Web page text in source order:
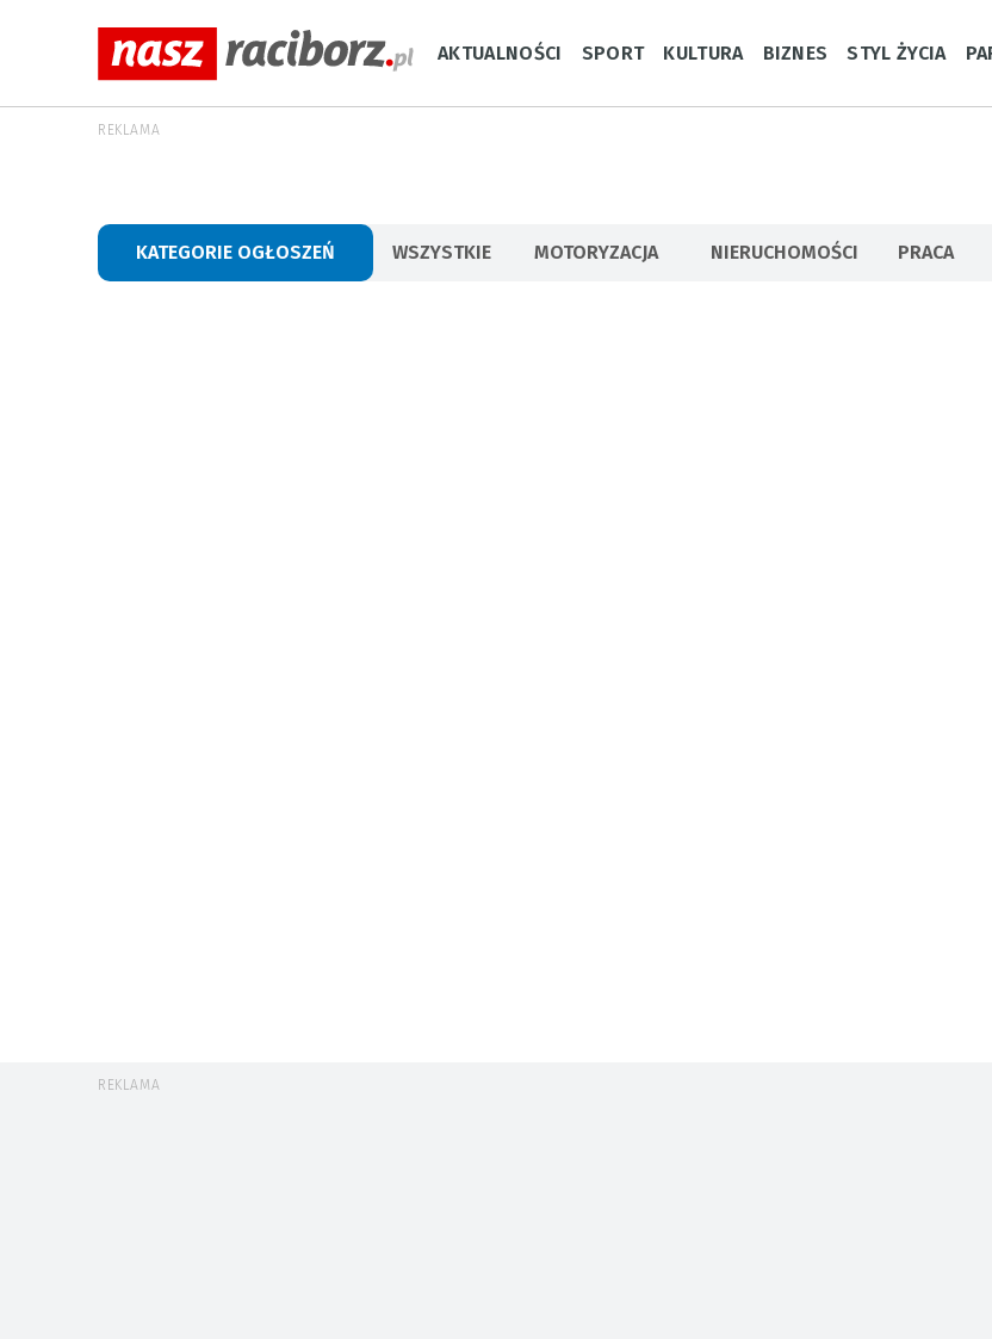
AKTUALNOŚCI SPORT KULTURA BIZNES STYL ŻYCIA
REKLAMA
KATEGORIE OGŁOSZEŃ WSZYSTKIE MOTORYZACJA NIERUCHOMOŚCI PRACA
REKLAMA